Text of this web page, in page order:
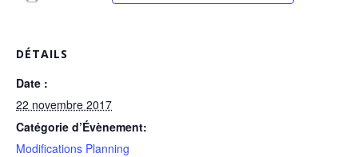
DÉTAILS
Date :
22 novembre 2017
Catégorie d’Évènement:
Modifications Planning